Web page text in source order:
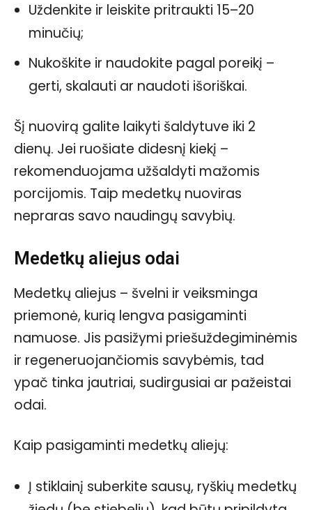
Uždenkite ir leiskite pritraukti 15–20
minučių;
Nukoškite ir naudokite pagal poreikį –
gerti, skalauti ar naudoti išoriškai.
Šį nuovirą galite laikyti šaldytuve iki 2
dienų. Jei ruošiate didesnį kiekį –
rekomenduojama užšaldyti mažomis
porcijomis. Taip medetkų nuoviras
nepraras savo naudingų savybių.
Medetkų aliejus odai
Medetkų aliejus – švelni ir veiksminga
priemonė, kurią lengva pasigaminti
namuose. Jis pasižymi priešuždegiminėmis
ir regeneruojančiomis savybėmis, tad
ypač tinka jautriai, sudirgusiai ar pažeistai
odai.
Kaip pasigaminti medetkų aliejų:
Į stiklainį suberkite sausų, ryškių medetkų